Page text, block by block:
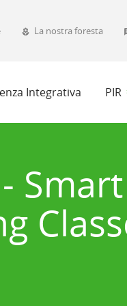
local_florist La nostra foresta
Integrativa PIR
Smart